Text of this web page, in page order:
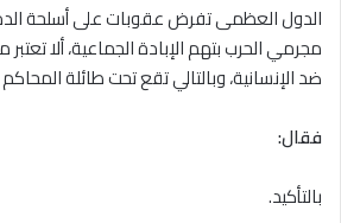
الدول العظمى تفرض عقوبات على أسلحة
مجرمي الحرب بتهم الإبادة الجماعية، ألا تعتبر
ضد الإنسانية، وبالتالي تقع تحت طائلة المحاكم
فقال:
بالتأكيد.